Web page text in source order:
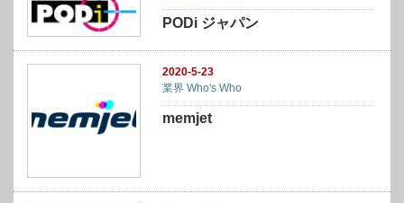
PODi ジャパン
2020-5-23
業界 Who's Who
memjet